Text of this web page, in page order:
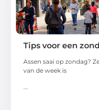
Tips voor een
Assen saai op zondag?
van de week is